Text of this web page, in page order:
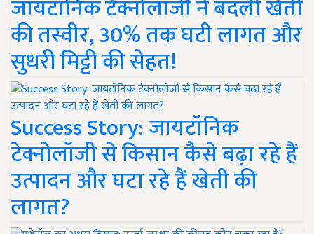
जायटॉनिक टेक्नोलॉजी ने बदली खेती
की तस्वीर, 30% तक घटी लागत और
सुधरी मिट्टी की सेहत!
Success Story: जायटॉनिक
टेक्नोलॉजी से किसान कैसे बढ़ा रहे हैं
उत्पादन और घटा रहे हैं खेती की
लागत?